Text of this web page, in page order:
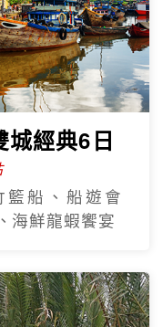
城經典6日
船、船遊會
海鮮龍蝦饗宴